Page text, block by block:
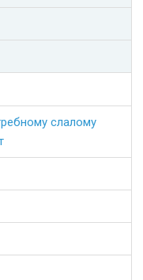
слалому